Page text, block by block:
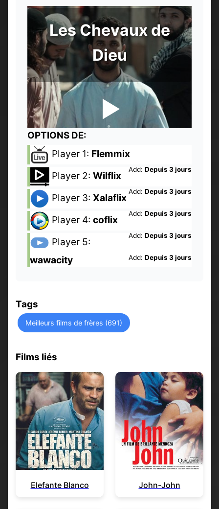
Les Chevaux de
Dieu
OPTIONS DE:
Player 1: Flemmix
Add: Depuis 3 jours
Player 2: Wilflix
Add: Depuis 3 jours
Player 3: Xalaflix
Add: Depuis 3 jours
Player 4: coflix
Add: Depuis 3 jours
Player 5:
wawacity
Add: Depuis 3 jours
Tags
Meilleurs films de frères (691)
Films liés
Elefante Blanco John-John